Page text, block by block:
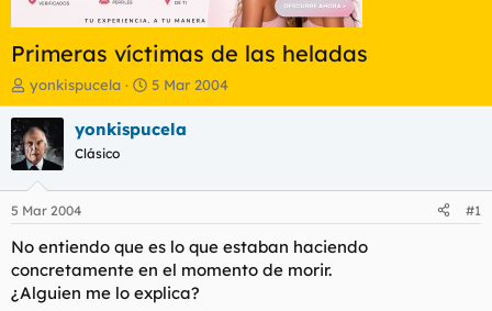
Primeras víctimas de las heladas
I
n
i
c
i
a
d
o
r
e
l
yonkispucela
F
e
c
i
n
c
i
5 Mar 2004
yonkispucela
Clásico
5 Mar 2004 #1
No entiendo que es lo que estaban haciendo
concretamente en el momento de morir.
¿Alguien me lo explica?